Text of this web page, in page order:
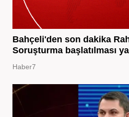
Bahçeli'den son dakika
Soruşturma başlatılması
Haber7